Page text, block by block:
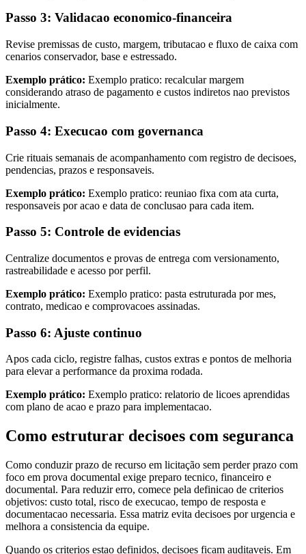
Passo 3: Validacao economico-financeira
Revise premissas de custo, margem, tributacao e fluxo de caixa com
cenarios conservador, base e estressado.
Exemplo prático: Exemplo pratico: recalcular margem
considerando atraso de pagamento e custos indiretos nao previstos
inicialmente.
Passo 4: Execucao com governanca
Crie rituais semanais de acompanhamento com registro de decisoes,
pendencias, prazos e responsaveis.
Exemplo prático: Exemplo pratico: reuniao fixa com ata curta,
responsaveis por acao e data de conclusao para cada item.
Passo 5: Controle de evidencias
Centralize documentos e provas de entrega com versionamento,
rastreabilidade e acesso por perfil.
Exemplo prático: Exemplo pratico: pasta estruturada por mes,
contrato, medicao e comprovacoes assinadas.
Passo 6: Ajuste continuo
Apos cada ciclo, registre falhas, custos extras e pontos de melhoria
para elevar a performance da proxima rodada.
Exemplo prático: Exemplo pratico: relatorio de licoes aprendidas
com plano de acao e prazo para implementacao.
Como estruturar decisoes com seguranca
Como conduzir prazo de recurso em licitação sem perder prazo com
foco em prova documental exige preparo tecnico, financeiro e
documental. Para reduzir erro, comece pela definicao de criterios
objetivos: custo total, risco de execucao, tempo de resposta e
documentacao necessaria. Essa matriz evita decisoes por urgencia e
melhora a consistencia da equipe.
Quando os criterios estao definidos, decisoes ficam auditaveis. Em